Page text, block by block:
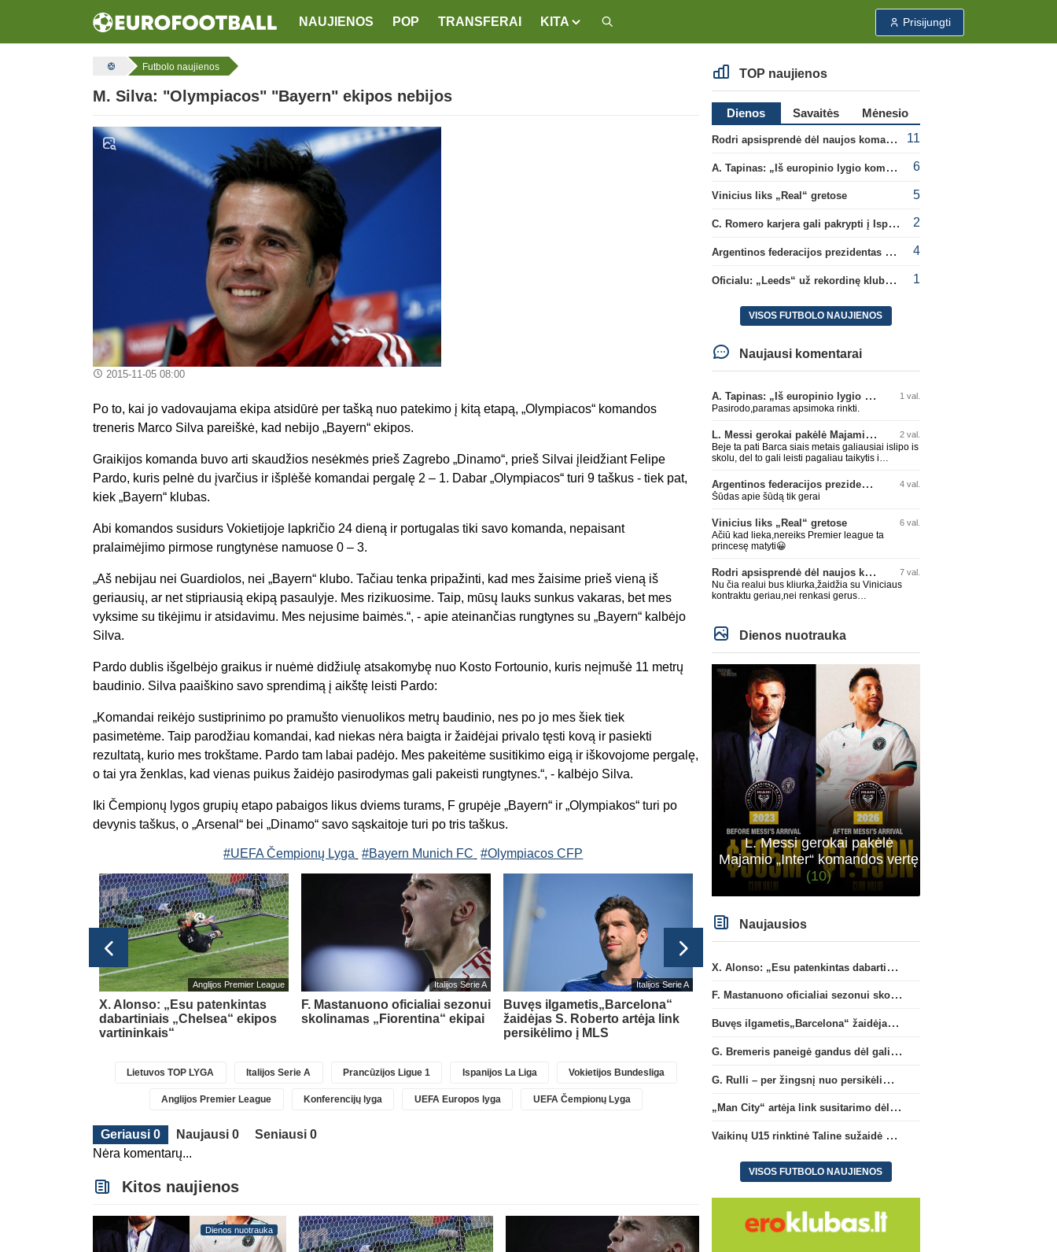
NAUJIENOS POP TRANSFERAI KITA Prisijungti
Futbolo naujienos
M. Silva: "Olympiacos" "Bayern" ekipos nebijos
2015-11-05 08:00
Po to, kai jo vadovaujama ekipa atsidūrė per tašką nuo patekimo į kitą etapą, „Olympiacos“ komandos
treneris Marco Silva pareiškė, kad nebijo „Bayern“ ekipos.
Graikijos komanda buvo arti skaudžios nesėkmės prieš Zagrebo „Dinamo“, prieš Silvai įleidžiant Felipe
Pardo, kuris pelnė du įvarčius ir išplėšė komandai pergalę 2 – 1. Dabar „Olympiacos“ turi 9 taškus - tiek pat,
kiek „Bayern“ klubas.
Abi komandos susidurs Vokietijoje lapkričio 24 dieną ir portugalas tiki savo komanda, nepaisant
pralaimėjimo pirmose rungtynėse namuose 0 – 3.
„Aš nebijau nei Guardiolos, nei „Bayern“ klubo. Tačiau tenka pripažinti, kad mes žaisime prieš vieną iš
geriausių, ar net stipriausią ekipą pasaulyje. Mes rizikuosime. Taip, mūsų lauks sunkus vakaras, bet mes
vyksime su tikėjimu ir atsidavimu. Mes nejusime baimės.“, - apie ateinančias rungtynes su „Bayern“ kalbėjo
Silva.
Pardo dublis išgelbėjo graikus ir nuėmė didžiulę atsakomybę nuo Kosto Fortounio, kuris neįmušė 11 metrų
baudinio. Silva paaiškino savo sprendimą į aikštę leisti Pardo:
„Komandai reikėjo sustiprinimo po pramušto vienuolikos metrų baudinio, nes po jo mes šiek tiek
pasimetėme. Taip parodžiau komandai, kad niekas nėra baigta ir žaidėjai privalo tęsti kovą ir pasiekti
rezultatą, kurio mes trokštame. Pardo tam labai padėjo. Mes pakeitėme susitikimo eigą ir iškovojome pergalę,
o tai yra ženklas, kad vienas puikus žaidėjo pasirodymas gali pakeisti rungtynes.“, - kalbėjo Silva.
Iki Čempionų lygos grupių etapo pabaigos likus dviems turams, F grupėje „Bayern“ ir „Olympiakos“ turi po
devynis taškus, o „Arsenal“ bei „Dinamo“ savo sąskaitoje turi po tris taškus.
#UEFA Čempionų Lyga #Bayern Munich FC #Olympiacos CFP
Anglijos Premier League
X. Alonso: „Esu patenkintas
dabartiniais „Chelsea“ ekipos
vartininkais“
Italijos Serie A
F. Mastanuono oficialiai sezonui
skolinamas „Fiorentina“ ekipai
Italijos Serie A
Buvęs ilgametis„Barcelona“
žaidėjas S. Roberto artėja link
persikėlimo į MLS
dėl galimo išvykimo iš
„Juventus“ klubo
Lietuvos TOP LYGA Italijos Serie A Prancūzijos Ligue 1 Ispanijos La Liga Vokietijos Bundesliga
Anglijos Premier League Konferencijų lyga UEFA Europos lyga UEFA Čempionų Lyga
Geriausi 0 Naujausi 0
Seniausi 0
Nėra komentarų...
Kitos naujienos
Dienos nuotrauka
TOP naujienos
Dienos Savaitės
Mėnesio
Rodri apsisprendė dėl naujos komandos
11
A. Tapinas: „Iš europinio lygio komandos gavom gerų pamokų“ 6
Vinicius liks „Real“ gretose 5
C. Romero karjera gali pakrypti į Ispaniją 2
Argentinos federacijos prezidentas C. Tapia negailėjo pagyrų G. Infantino 4
Oficialu: „Leeds“ už rekordinę klubui sumą įsigijo Anglijos rinktinės vartininką 1
VISOS FUTBOLO NAUJIENOS
Naujausi komentarai
A. Tapinas: „Iš europinio lygio komandos gavom gerų pamokų“ 1 val.
Pasirodo,paramas apsimoka rinkti.
L. Messi gerokai pakėlė Majamio „Inter“ komandos vertę 2 val.
Beje ta pati Barca siais metais galiausiai islipo is
skolu, del to gali leisti pagaliau taikytis i
visa Julian Alvarez saga.
Argentinos federacijos prezidentas C. Tapia negailėjo pagyrų G. Infantino 4 val.
Šūdas apie šūdą tik gerai
Vinicius liks „Real“ gretose 6 val.
Ačiū kad lieka,nereiks Premier league ta
princesę matyti😀
Rodri apsisprendė dėl naujos komandos 7 val.
Nu čia realui bus kliurka,žaidžia su Viniciaus
kontraktu geriau,nei renkasi gerus
Dienos nuotrauka
L. Messi gerokai pakėlė
Majamio „Inter“ komandos vertę
(10)
Naujausios
X. Alonso: „Esu patenkintas dabartiniais „Chelsea“ ekipos vartininkais“
F. Mastanuono oficialiai sezonui skolinamas „Fiorentina“ ekipai
Buvęs ilgametis„Barcelona“ žaidėjas S. Roberto artėja link persikėlimo į MLS
G. Bremeris paneigė gandus dėl galimo išvykimo iš „Juventus“ klubo
G. Rulli – per žingsnį nuo persikėlimo į „Manchester City“ klubą
„Man City“ artėja link susitarimo dėl marokiečio A. Bouaddi persikėlimo
Vaikinų U15 rinktinė Taline sužaidė pirmąsias kontrolines rungtynes
VISOS FUTBOLO NAUJIENOS